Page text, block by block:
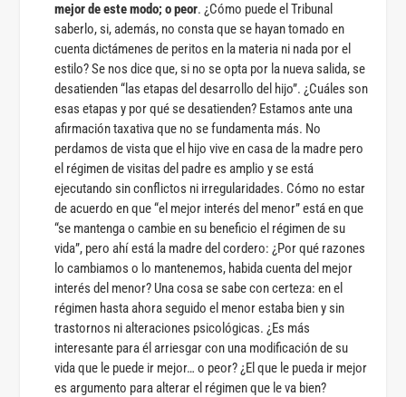
mejor de este modo; o peor. ¿Cómo puede el Tribunal
saberlo, si, además, no consta que se hayan tomado en
cuenta dictámenes de peritos en la materia ni nada por el
estilo? Se nos dice que, si no se opta por la nueva salida, se
desatienden “las etapas del desarrollo del hijo”. ¿Cuáles son
esas etapas y por qué se desatienden? Estamos ante una
afirmación taxativa que no se fundamenta más. No
perdamos de vista que el hijo vive en casa de la madre pero
el régimen de visitas del padre es amplio y se está
ejecutando sin conflictos ni irregularidades. Cómo no estar
de acuerdo en que “el mejor interés del menor” está en que
“se mantenga o cambie en su beneficio el régimen de su
vida”, pero ahí está la madre del cordero: ¿Por qué razones
lo cambiamos o lo mantenemos, habida cuenta del mejor
interés del menor? Una cosa se sabe con certeza: en el
régimen hasta ahora seguido el menor estaba bien y sin
trastornos ni alteraciones psicológicas. ¿Es más
interesante para él arriesgar con una modificación de su
vida que le puede ir mejor… o peor? ¿El que le pueda ir mejor
es argumento para alterar el régimen que le va bien?